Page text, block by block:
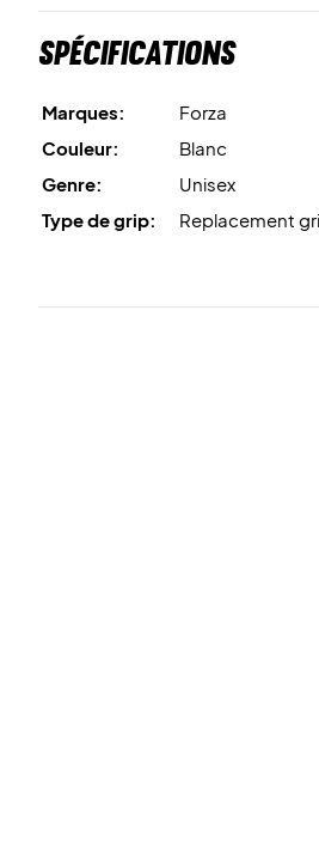
Spécifications
Marques:
Forza
Couleur:
Blanc
Genre:
Unisex
Type de grip:
Replacement